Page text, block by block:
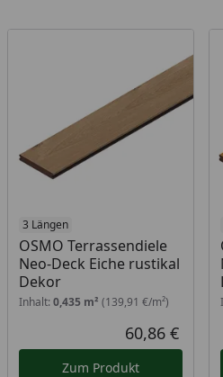
3 Längen
OSMO Terrassendiele
Neo-Deck Eiche rustikal
Dekor
Inhalt: 0,435 m² (139,91 €/m²)
60,86 €
Zum Produkt